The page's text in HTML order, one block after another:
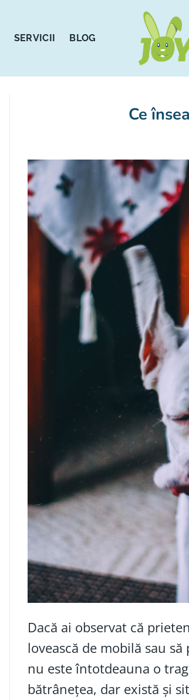
SERVICII BLOG
Ce
Dacă ai observat că
lovească de mobilă sau
nu este întotdeauna o
bătrânețea, dar există și